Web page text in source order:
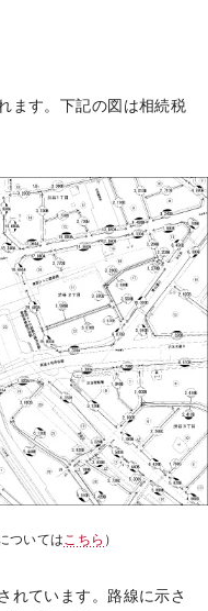
ます。下記の図は相続税
ついてはこちら ）
れています。路線に示さ